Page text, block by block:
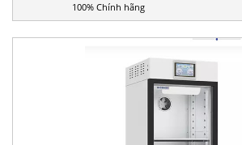
100% Chính hãng